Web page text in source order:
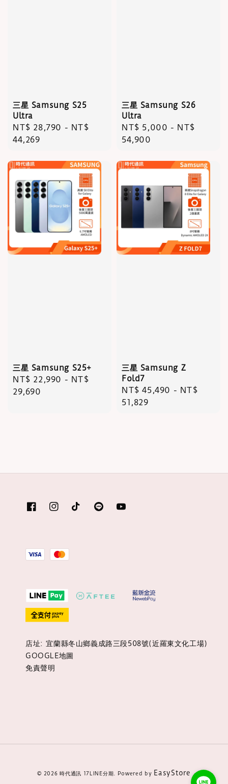
三星 Samsung S25
Ultra
Regular
price
NT$ 28,790 - NT$
44,269
三星 Samsung S26
Ultra
Regular
price
NT$ 5,000 - NT$
54,900
三星 Samsung S25+
Regular
price
NT$ 22,990 - NT$
29,690
三星 Samsung Z
Fold7
Regular
price
NT$ 45,490 - NT$
51,829
店址: 宜蘭縣冬山鄉義成路三段508號(近羅東文化工場)
GOOGLE地圖
免責聲明
© 2026 時代通訊 17LINE分期. Powered by EasyStore